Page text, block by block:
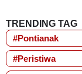
TRENDING TAG
#Pontianak
#Peristiwa